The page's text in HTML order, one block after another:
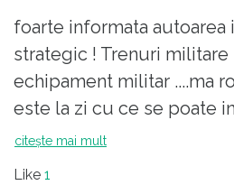
foarte informata autoarea
strategic ! Trenuri
echipament militar ....ma
este la zi cu ce se poate
apartine unor servicii ...Ma
citește mai mult
Like 1